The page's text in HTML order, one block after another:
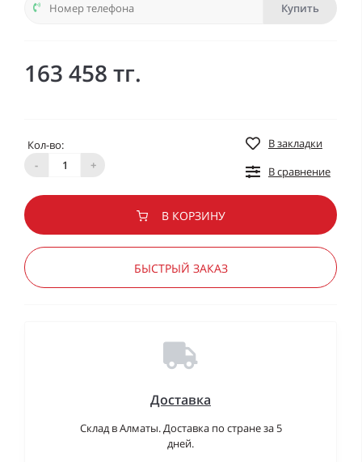
Купить
163 458 тг.
Кол-во:
-
+
В закладки
В сравнение
В КОРЗИНУ
БЫСТРЫЙ ЗАКАЗ
Доставка
Склад в Алматы. Доставка по стране за 5
дней.